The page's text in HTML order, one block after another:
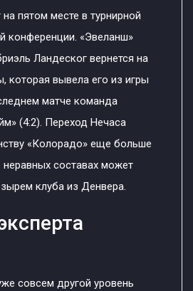
пятом месте в турнирной
конференции. «Эвеланш»
Ландеског вернется на
которая вывела его из игры
матче команда
(4:2). Переход Нечаса
«Колорадо» еще больше
неравных составах может
клуба из Денвера.
совсем другой уровень